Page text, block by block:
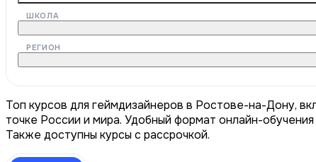
ШКОЛА
РЕГИОН
Топ курсов для геймдизайнеров в Ростове-на-Дону,
точке России и мира. Удобный формат онлайн-
Также доступны курсы с рассрочкой.